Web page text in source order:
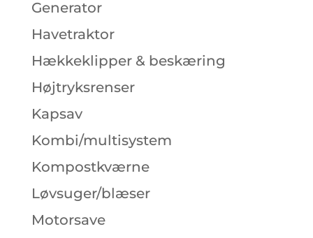
Generator
Havetraktor
Hækkeklipper & beskæring
Højtryksrenser
Kapsav
Kombi/multisystem
Kompostkværne
Løvsuger/blæser
Motorsave